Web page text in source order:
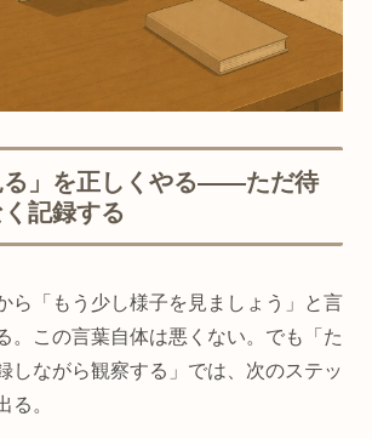
る」を正しくやる——ただ待
記録する
ら「もう少し様子を見ましょう」と言
。この言葉自体は悪くない。でも「た
しながら観察する」では、次のステッ
る。